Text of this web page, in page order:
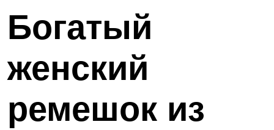
Богатый
женский
ремешок из